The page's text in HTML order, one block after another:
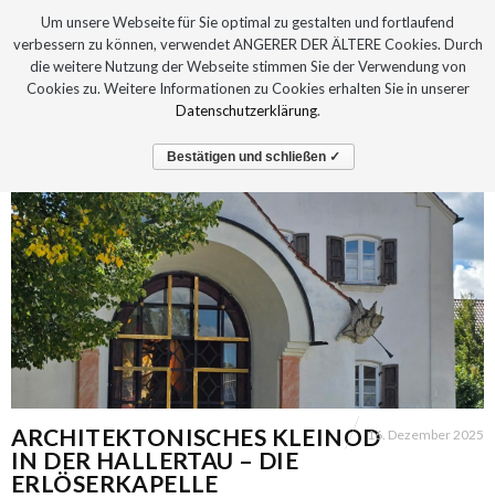
ARCHITEKTONISCHES KLEINOD
IN DER HALLERTAU – DIE
ERLÖSERKAPELLE
16. Dezember 2025
Um unsere Webseite für Sie optimal zu gestalten und fortlaufend
verbessern zu können, verwendet ANGERER DER ÄLTERE Cookies. Durch
die weitere Nutzung der Webseite stimmen Sie der Verwendung von
Cookies zu. Weitere Informationen zu Cookies erhalten Sie in unserer
Datenschutzerklärung.
Bestätigen und schließen ✓